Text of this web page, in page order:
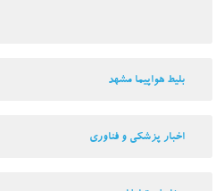
بلیط هواپیما مشهد
اخبار پزشکی و فناوری